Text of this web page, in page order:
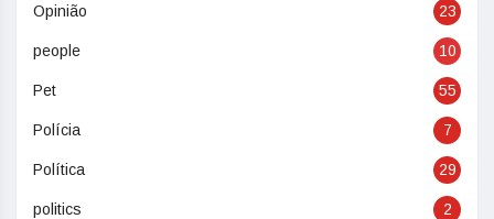
Opinião 23
people 10
Pet 55
Polícia 7
Política 29
politics 2